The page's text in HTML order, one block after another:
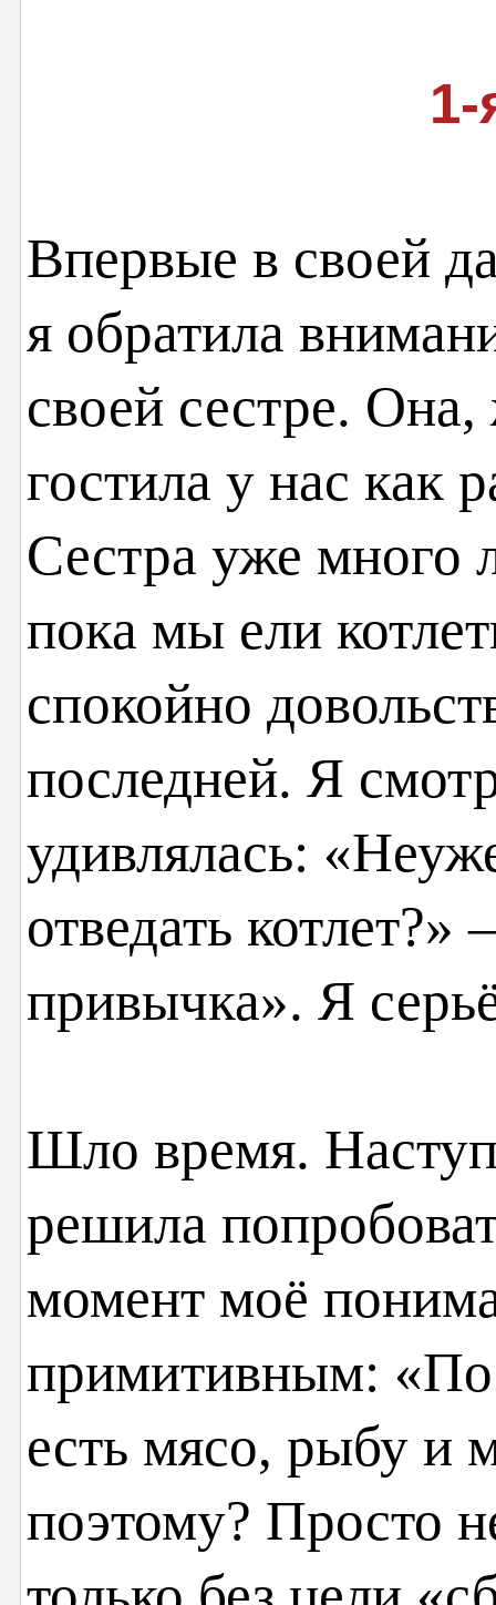
Впервые в своей
я обратила
своей сестре.
гостила у нас как
Сестра уже много
пока мы ели
спокойно
последней. Я
удивлялась:
отведать
привычка». Я
Шло время.
решила
момент моё
примитивным:
есть мясо, рыбу и
поэтому? Просто